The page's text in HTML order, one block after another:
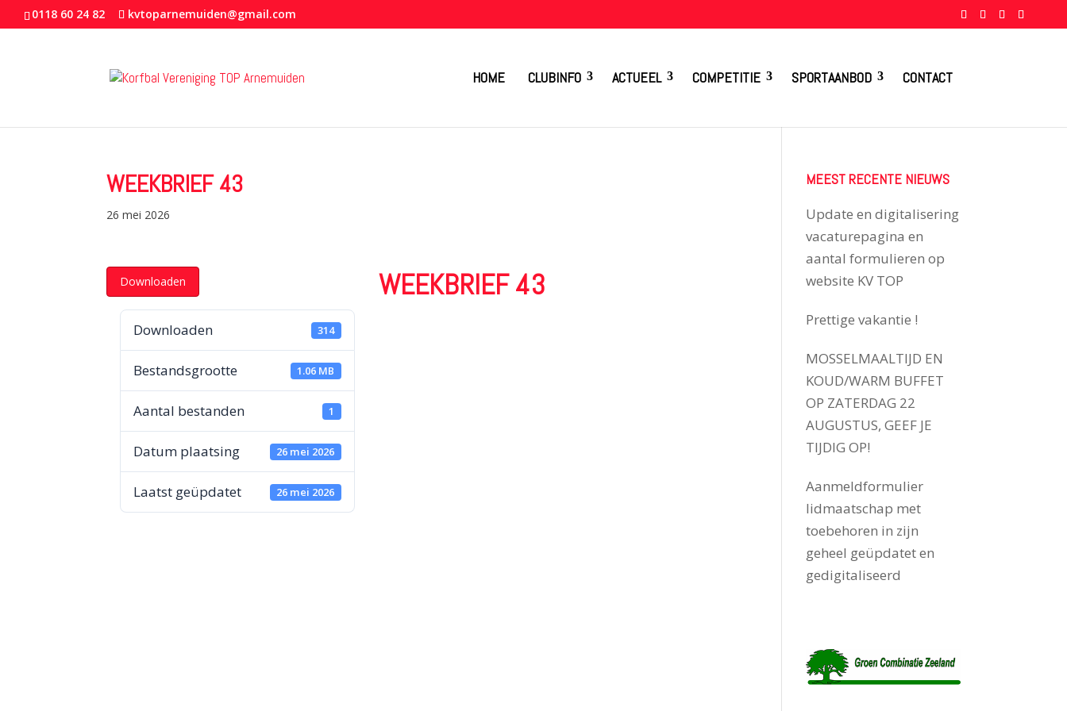
0118 60 24 82 kvtoparnemuiden@gmail.com
HOME CLUBINFO ACTUEEL COMPETITIE SPORTAANBOD CONTACT
WEEKBRIEF 43
26 mei 2026
Downloaden
Downloaden 314
Bestandsgrootte 1.06 MB
Aantal bestanden 1
Datum plaatsing 26 mei 2026
Laatst geüpdatet 26 mei 2026
WEEKBRIEF 43
MEEST RECENTE NIEUWS
Update en digitalisering
vacaturepagina en
aantal formulieren op
website KV TOP
Prettige vakantie !
MOSSELMAALTIJD EN
KOUD/WARM BUFFET
OP ZATERDAG 22
AUGUSTUS, GEEF JE
TIJDIG OP!
Aanmeldformulier
lidmaatschap met
toebehoren in zijn
geheel geüpdatet en
gedigitaliseerd